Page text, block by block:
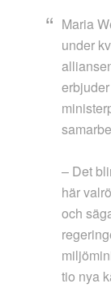
Maria
under
– Det
här
och
tio nya